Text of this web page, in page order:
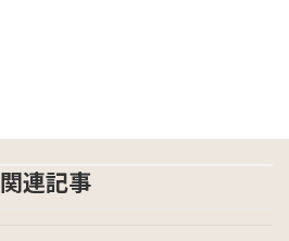
関連記事